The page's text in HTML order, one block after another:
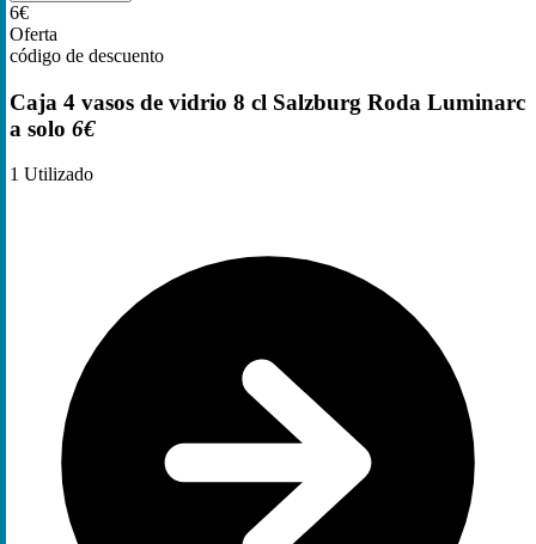
6€
Oferta
código de descuento
Caja 4 vasos de vidrio 8 cl Salzburg Roda Luminarc
a solo 6€
1 Utilizado